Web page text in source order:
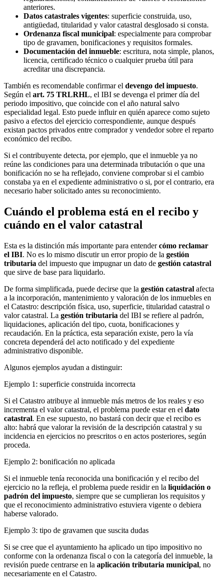
anteriores.
Datos catastrales vigentes: superficie construida, uso,
antigüedad, titularidad y valor catastral desglosado si consta.
Ordenanza fiscal municipal: especialmente para comprobar
tipo de gravamen, bonificaciones y requisitos formales.
Documentación del inmueble: escritura, nota simple, planos,
licencia, certificado técnico o cualquier prueba útil para
acreditar una discrepancia.
También es recomendable confirmar el devengo del impuesto.
Según el art. 75 TRLRHL, el IBI se devenga el primer día del
periodo impositivo, que coincide con el año natural salvo
especialidad legal. Esto puede influir en quién aparece como sujeto
pasivo a efectos del ejercicio correspondiente, aunque después
existan pactos privados entre comprador y vendedor sobre el reparto
económico del recibo.
Si el contribuyente detecta, por ejemplo, que el inmueble ya no
reúne las condiciones para una determinada tributación o que una
bonificación no se ha reflejado, conviene comprobar si el cambio
constaba ya en el expediente administrativo o si, por el contrario, era
necesario haber solicitado antes su reconocimiento.
Cuándo el problema está en el recibo y
cuándo en el valor catastral
Esta es la distinción más importante para entendercómo reclamar
el IBI. No es lo mismo discutir un error propio de la gestión
tributaria del impuesto que impugnar un dato de gestión catastral
que sirve de base para liquidarlo.
De forma simplificada, puede decirse que la gestión catastral afecta
a la incorporación, mantenimiento y valoración de los inmuebles en
el Catastro: descripción física, uso, superficie, titularidad catastral o
valor catastral. La gestión tributaria del IBI se refiere al padrón,
liquidaciones, aplicación del tipo, cuota, bonificaciones y
recaudación. En la práctica, esta separación existe, pero la vía
concreta dependerá del acto notificado y del expediente
administrativo disponible.
Algunos ejemplos ayudan a distinguir:
Ejemplo 1: superficie construida incorrecta
Si el Catastro atribuye al inmueble más metros de los reales y eso
incrementa el valor catastral, el problema puede estar en el dato
catastral. En ese supuesto, no bastará con decir que el recibo es
alto: habrá que valorar la revisión de la descripción catastral y su
incidencia en ejercicios no prescritos o en actos posteriores, según
proceda.
Ejemplo 2: bonificación no aplicada
Si el inmueble tenía reconocida una bonificación y el recibo del
ejercicio no la refleja, el problema puede residir en la liquidación o
padrón del impuesto, siempre que se cumplieran los requisitos y
que el reconocimiento administrativo estuviera vigente o debiera
haberse valorado.
Ejemplo 3: tipo de gravamen que suscita dudas
Si se cree que el ayuntamiento ha aplicado un tipo impositivo no
conforme con la ordenanza fiscal o con la categoría del inmueble, la
revisión puede centrarse en la aplicación tributaria municipal, no
necesariamente en el Catastro.